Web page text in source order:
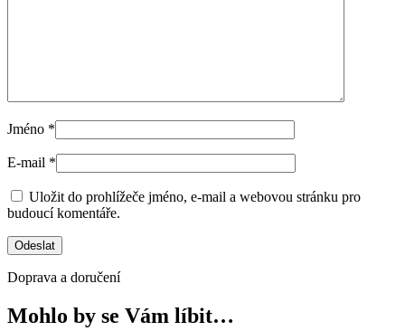
Jméno *
E-mail *
Uložit do prohlížeče jméno, e-mail a webovou stránku pro
budoucí komentáře.
Doprava a doručení
Mohlo by se Vám líbit…